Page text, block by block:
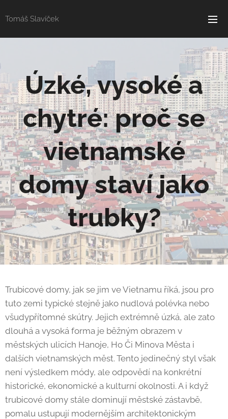
Tomáš Slavíček
Úzké, vysoké a
chytré: proč se
vietnamské
domy staví jako
trubky?
Trubicové domy, jak se jim ve Vietnamu říká, jsou pro
tuto zemi typické stejně jako nudlová polévka nebo
všudypřítomné skútry. Jejich extrémně úzká, ale zato
dlouhá a vysoká forma je běžným obrazem v
městských ulicích Hanoje, Ho Či Minova Města i
dalších vietnamských měst. Tento jedinečný styl však
není výsledkem módy, ale odpovědí na konkrétní
historické, ekonomické a kulturní okolnosti. A i když
trubicové domy stále dominují městské zástavbě,
pomalu ustupují modernějším architektonickým